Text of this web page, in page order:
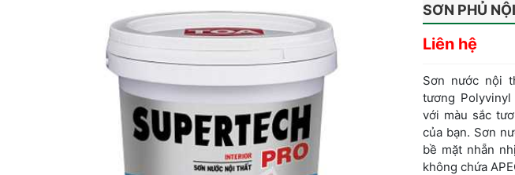
SƠN PHỦ
Liên hệ
Sơn nước nội
tương
với màu sắc
của bạn. Sơn
bề mặt nhẵn
không chứa